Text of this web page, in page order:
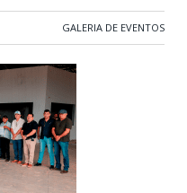
GALERIA DE EVENTOS